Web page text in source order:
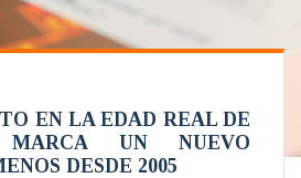
EN LA EDAD REAL DE
MARCA UN NUEVO
DESDE 2005